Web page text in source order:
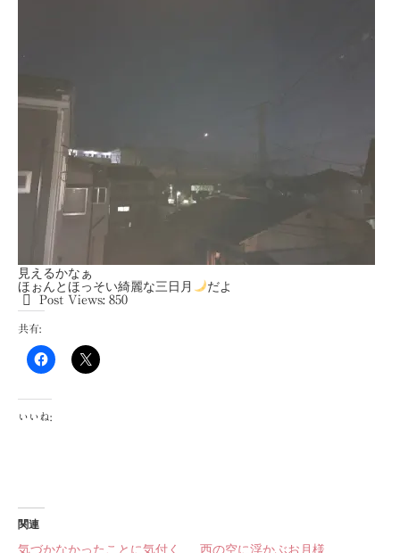
見えるかなぁ
ほぉんとほっそい綺麗な三日月
だよ
Post Views: 850
共有:
いいね:
関連
気づかなかったことに気付く
西の空に浮かぶお月様